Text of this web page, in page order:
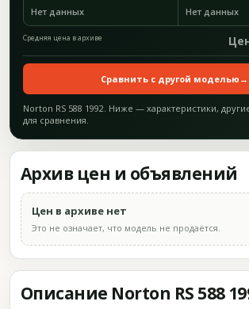
Нет данных Нет данных
Средняя цена в архиве
Сравнить с другой моделью →
Norton RS 588 1992. Ниже — характеристики,
для сравнения.
Архив цен и объявлений
Цен в архиве нет
Это не означает, что модель не продаётся.
Описание Norton RS 588